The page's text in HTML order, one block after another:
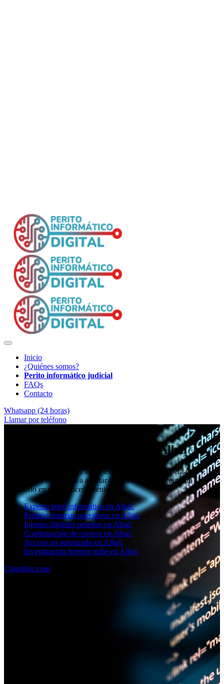
Inicio
¿Quiénes somos?
Perito informático judicial
FAQs
Contacto
Whatsapp (24 horas)
Llamar por teléfono
Perito informático judicial en Albal
El equipo de SOCIAL11 interviene en Valencia con peritajes
informáticos orientados a aportar claridad técnica y respaldo
probatorio en cada procedimiento.
Experto legal informático en Albal.
Peritaje sistemas operativos en Albal.
Injurias digitales pruebas en Albal.
Confirmación de correos en Albal.
Acceso no autorizado en Albal.
Investigación forense nube en Albal.
Consultar caso